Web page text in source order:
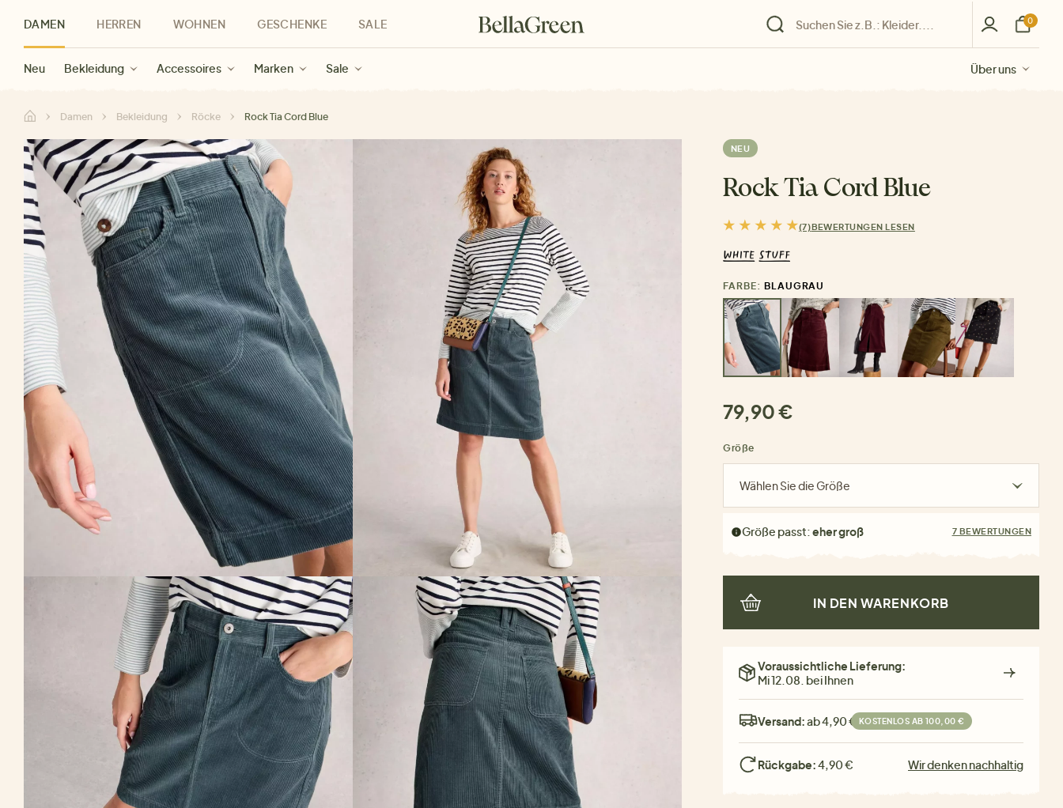
DAMEN
Neu Bekleidung Accessoires Marken Sale Über uns
HERREN
Herren Neu Bekleidung Marken Sale Über uns
WOHNEN
Kategorien Marken Sale Über uns
GESCHENKE
Geschenke für Frauen Geschenke für Männer Geschenke für Kinder Über uns
SALE
Sale Damen Sale Herren Über uns
0
Damen Bekleidung Röcke Rock Tia Cord Blue
NEU
Rock Tia Cord Blue
(7)BEWERTUNGEN LESEN
FARBE: BLAUGRAU
79,90 €
Größe
Wählen Sie die Größe
Größe passt:eher groß 7 BEWERTUNGEN
IN DEN WARENKORB
Voraussichtliche Lieferung:
Mi 12.08. bei Ihnen
Versand:ab 4,90 € KOSTENLOS AB 100,00 €
Rückgabe:4,90 € Wir denken nachhaltig